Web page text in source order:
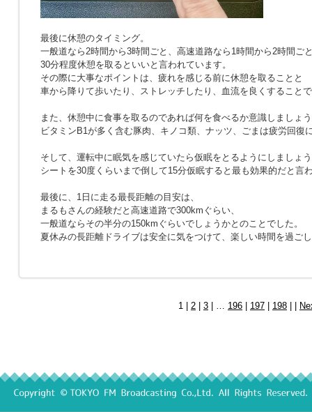
最後に休憩のタイミング。
一般道なら2時間から3時間ごと、高速道路なら1時間から2時間ご
30分程度休憩を取るといいと言われています。
その際に大事なポイントは、疲れを感じる前に休憩を取ることと
車から降りて歩いたり、ストレッチしたり、血流を良くすること
また、休憩中に食事を取るのであれば何を食べるか意識しましょ
ビタミンB1が多く含む豚肉、キノコ類、ナッツ、ごまは疲労回復
そして、運転中に眠気を感じていたら仮眠をとるようにしましょ
シートを30度くらいまで倒して15分仮眠すると最も効果的だと言
最後に、1日に走る最長距離の目安は、
まるもさんの経験だと高速道路で300kmぐらい、
一般道ならその半分の150kmぐらいでしょうかとのことでした。
夏休みの長距離ドライブは安全に気をつけて、楽しい時間を過ご
1 | 2 3 | … 196 197 198